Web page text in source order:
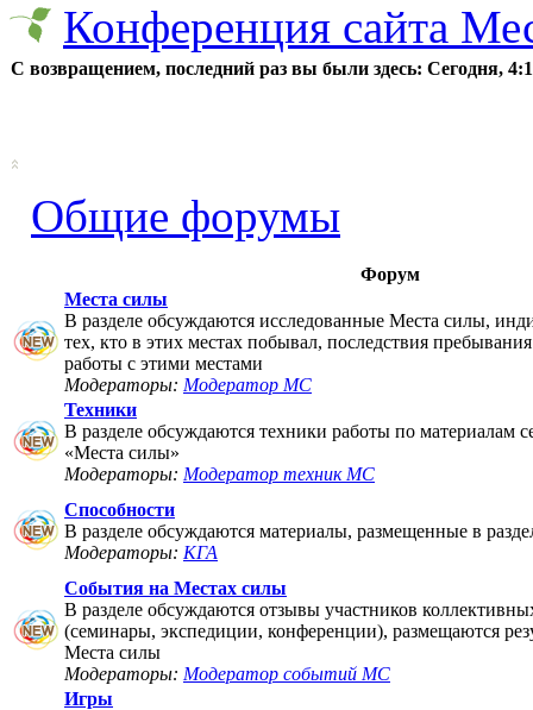
Конференция сайта
С возвращением, последний раз вы были здесь: Сегодня,
Общие форумы
Форум
Места силы
В разделе обсуждаются исследованные Места силы,
тех, кто в этих местах побывал, последствия
работы с этими местами
Модераторы: Модератор МС
Техники
В разделе обсуждаются техники работы по материалам
«Места силы»
Модераторы: Модератор техник МС
Способности
В разделе обсуждаются материалы, размещенные в
Модераторы: КГА
События на Местах силы
В разделе обсуждаются отзывы участников
(семинары, экспедиции, конференции), размещаются
Места силы
Модераторы: Модератор событий МС
Игры